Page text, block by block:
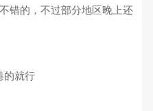
错的，不过部分地区晚上还
的就行